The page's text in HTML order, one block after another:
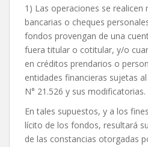
1) Las operaciones se
bancarias o cheques
fondos provengan de una
fuera titular o cotitular, y/o
en créditos prendarios o
entidades financieras sujetas
N° 21.526 y sus modificatorias.
En tales supuestos, y a los
lícito de los fondos, resultará
de las constancias otorgadas